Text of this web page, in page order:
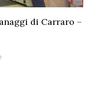
di Carraro –